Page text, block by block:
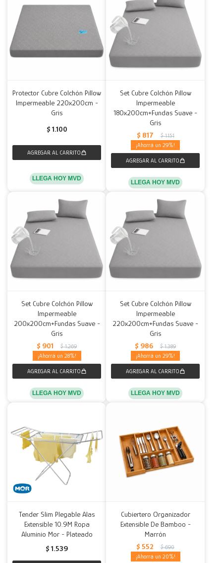
Protector Cubre Colchón Pillow
Impermeable 220x200cm -
Gris
$ 1.100
LLEGA HOY MVD
Set Cubre Colchón Pillow
Impermeable
180x200cm+Fundas Suave -
Gris
$ 817 $ 1.151
29
LLEGA HOY MVD
Set Cubre Colchón Pillow
Impermeable
200x200cm+Fundas Suave -
Gris
$ 901 $ 1.269
28
LLEGA HOY MVD
Set Cubre Colchón Pillow
Impermeable
220x200cm+Fundas Suave -
Gris
$ 986 $ 1.389
29
LLEGA HOY MVD
Tender Slim Plegable Alas
Extensible 10.9M Ropa
Aluminio Mor - Plateado
$ 1.539
Cubiertero Organizador
Extensible De Bamboo -
Marrón
$ 552 $ 690
20